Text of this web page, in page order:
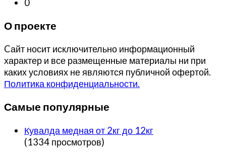
Яндекс
0
О проекте
Cайт носит исключительно информационный
характер и все размещенные материалы ни при
каких условиях не являются публичной офертой.
Политика конфиденциальности.
Самые популярные
Кувалда медная от 2кг до 12кг
(1334 просмотров)